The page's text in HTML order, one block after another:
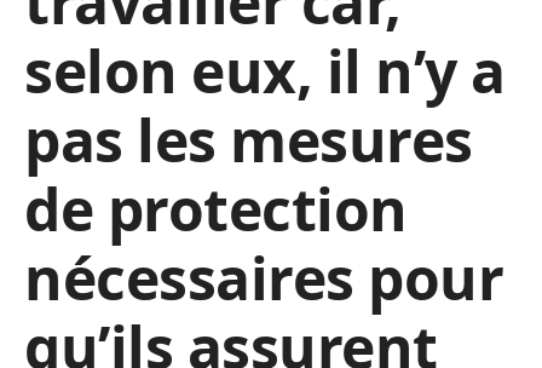
selon eux, il n’y a
pas les mesures
de protection
nécessaires pour
qu’ils assurent